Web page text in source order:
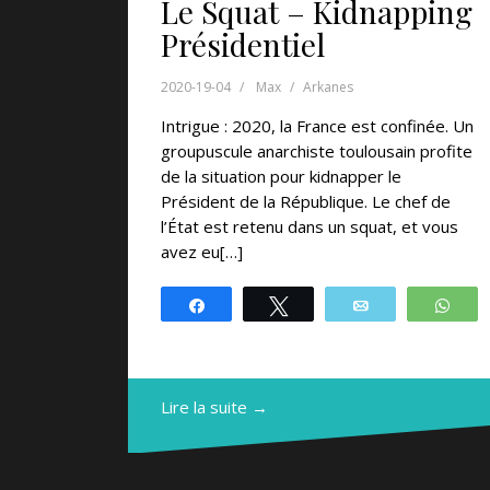
Le Squat – Kidnapping
Présidentiel
2020-19-04 Max Arkanes
Intrigue : 2020, la France est confinée. Un
groupuscule anarchiste toulousain profite
de la situation pour kidnapper le
Président de la République. Le chef de
l’État est retenu dans un squat, et vous
avez eu[…]
Partagez Tweetez
Lire la suite →